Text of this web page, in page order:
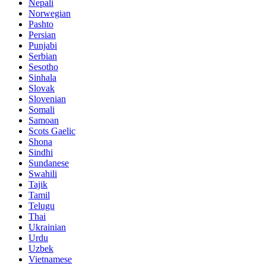
Nepali
Norwegian
Pashto
Persian
Punjabi
Serbian
Sesotho
Sinhala
Slovak
Slovenian
Somali
Samoan
Scots Gaelic
Shona
Sindhi
Sundanese
Swahili
Tajik
Tamil
Telugu
Thai
Ukrainian
Urdu
Uzbek
Vietnamese